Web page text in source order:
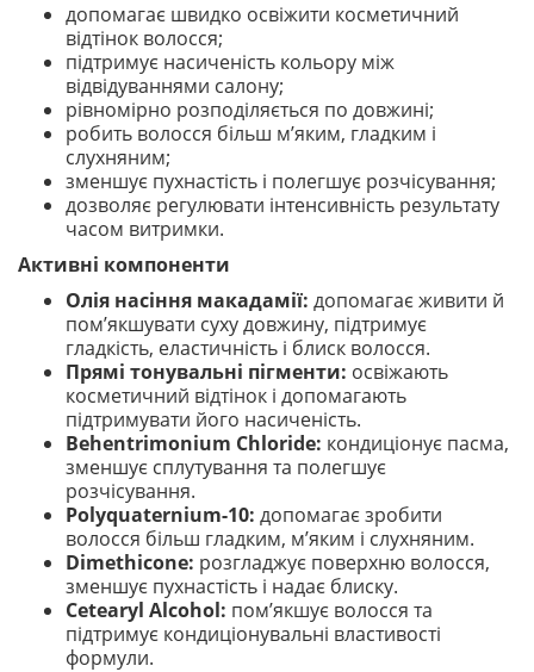
допомагає швидко освіжити косметичний
відтінок волосся;
підтримує насиченість кольору між
відвідуваннями салону;
рівномірно розподіляється по довжині;
робить волосся більш м’яким, гладким і
слухняним;
зменшує пухнастість і полегшує розчісування;
дозволяє регулювати інтенсивність результату
часом витримки.
Активні компоненти
Олія насіння макадамії: допомагає живити й
пом’якшувати суху довжину, підтримує
гладкість, еластичність і блиск волосся.
Прямі тонувальні пігменти: освіжають
косметичний відтінок і допомагають
підтримувати його насиченість.
Behentrimonium Chloride: кондиціонує пасма,
зменшує сплутування та полегшує
розчісування.
Polyquaternium-10: допомагає зробити
волосся більш гладким, м’яким і слухняним.
Dimethicone: розгладжує поверхню волосся,
зменшує пухнастість і надає блиску.
Cetearyl Alcohol: пом’якшує волосся та
підтримує кондиціонувальні властивості
формули.